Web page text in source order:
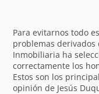
Para evitarnos todo
problemas
Inmobiliaria ha
correctamente los
Estos son los
opinión de Jesús